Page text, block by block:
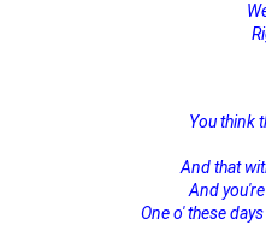
You think
And that
And
One o' these